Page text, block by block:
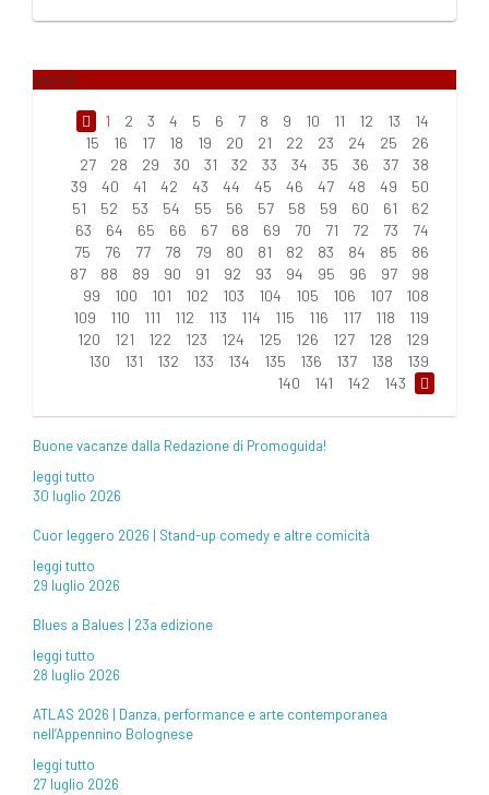
articoli
1 2 3 4 5 6 7 8 9 10 11 12 13
14
15
16 17 18 19 20 21 22 23 24 25
26
27
28 29 30 31 32 33 34 35 36 37
38
39
40 41 42 43 44 45 46 47 48 49
50
51
52 53 54 55 56 57 58 59 60 61
62
63
64 65 66 67 68 69 70 71 72 73
74
75
76 77 78 79 80 81 82 83 84 85
86
87
88 89 90 91 92 93 94 95 96 97
98
99
100 101 102 103 104 105 106 107
108
109
110 111 112 113 114 115 116 117 118
119
120
121 122 123 124 125 126 127 128
129
130
131 132 133 134 135 136 137 138
139
140
141 142 143
Buone vacanze dalla Redazione di Promoguida!
leggi tutto
30 luglio 2026
Cuor leggero 2026 | Stand-up comedy e altre comicità
leggi tutto
29 luglio 2026
Blues a Balues | 23a edizione
leggi tutto
28 luglio 2026
ATLAS 2026 | Danza, performance e arte contemporanea
nell’Appennino Bolognese
leggi tutto
27 luglio 2026